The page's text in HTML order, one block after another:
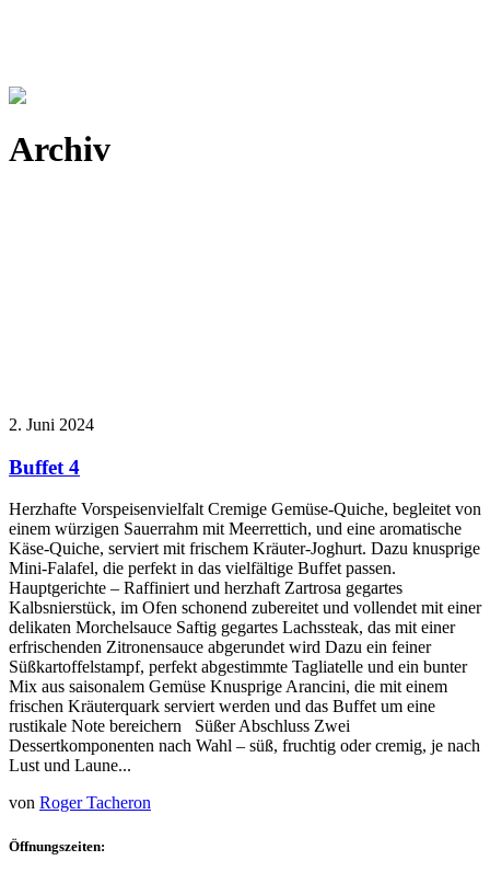
Archiv
2. Juni 2024
Buffet 4
Herzhafte Vorspeisenvielfalt Cremige Gemüse-Quiche, begleitet von
einem würzigen Sauerrahm mit Meerrettich, und eine aromatische
Käse-Quiche, serviert mit frischem Kräuter-Joghurt. Dazu knusprige
Mini-Falafel, die perfekt in das vielfältige Buffet passen.
Hauptgerichte – Raffiniert und herzhaft Zartrosa gegartes
Kalbsnierstück, im Ofen schonend zubereitet und vollendet mit einer
delikaten Morchelsauce Saftig gegartes Lachssteak, das mit einer
erfrischenden Zitronensauce abgerundet wird Dazu ein feiner
Süßkartoffelstampf, perfekt abgestimmte Tagliatelle und ein bunter
Mix aus saisonalem Gemüse Knusprige Arancini, die mit einem
frischen Kräuterquark serviert werden und das Buffet um eine
rustikale Note bereichern Süßer Abschluss Zwei
Dessertkomponenten nach Wahl – süß, fruchtig oder cremig, je nach
Lust und Laune...
von Roger Tacheron
Öffnungszeiten: